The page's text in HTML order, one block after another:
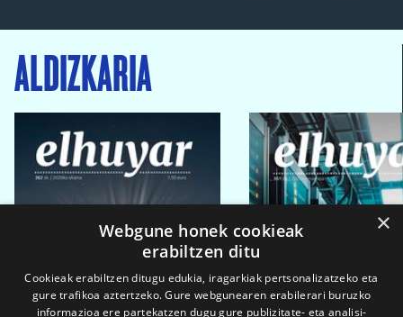
ALDIZKARIA
×
Webgune honek cookieak
erabiltzen ditu
Cookieak erabiltzen ditugu edukia, iragarkiak pertsonalizatzeko eta
gure trafikoa aztertzeko. Gure webgunearen erabilerari buruzko
informazioa ere partekatzen dugu gure publizitate- eta analisi-